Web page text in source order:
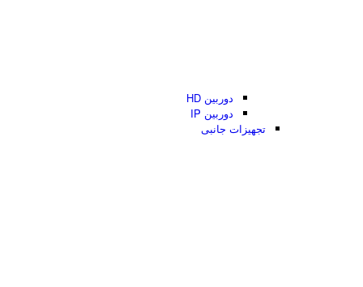
دوربین HD
دوربین IP
تجهیزات جانبی